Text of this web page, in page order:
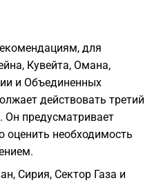
для
Кувейта, Омана,
и Объединенных
действовать третий
Он предусматривает
необходимость
Сирия, Сектор Газа и